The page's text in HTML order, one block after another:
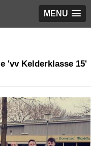
MENU
'vv Kelderklasse 15'